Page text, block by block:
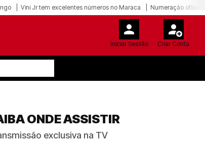
Vini Jr tem excelentes números no Maraca Numeração oficial
Iniciar Sessão Criar Conta
ONDE ASSISTIR
exclusiva na TV